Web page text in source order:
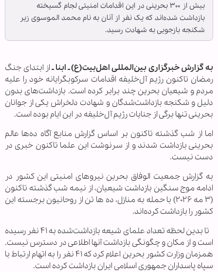
بیش از ۳۰۰ بحرینی در این اقدامات امنیتی لجام گسیخته
بازداشت شده‌اند که یک نفر از آنان به نام محمد الموسوی زیر
شکنجه بازجویی به شهادت رسید.
به گزارش خبرگزاری بین‌المللی اهل‌بیت(ع) ـ ابنا ـاز ابتدای جنگ
رمضان تاکنون رژیم آل‌خلیفه اقدامات سرکوبگرایانه خود را علیه
مردم و شیعیان بحرین چند برابر کرده است. بازداشت‌های بدون
دلیل و شکنجه بازداشت‌شدگان و شهادت دلخراش یکی از جوانان
بحرینی تنها برگی از جنایات رژیم آل‌خلیفه در این ایام بوده است.
اما از شب گذشته تاکنون بر اساس گزارش منابع آگاه ده‌ها عالم
بحرینی بازداشت شدند و از سرنوشت این علما تاکنون خبری در
دست نیست.
به گزارش جمعیت الوفاق بحرین نیروهای امنیتی این کشور در
ادامه موج سنگین بازداشت شیعیان، از نیمه شب گذشته تاکنون
(۳ مه ۲۰۲۶) با حمله به منازل، ده ها تن از روحانیون برجسته این
کشور را بازداشت‌ کرده‌اند.
تا بدین لحظه تعداد علمای شیعه بازداشت‌شده به ۴۱ نفر رسیده
است و از مکان و چگونگی بازداشت آنها اطلاعی در دسترس نیست.
همزمان وزارت کشور بحرین اعلام کرد که ۴۱ نفر را به اتهام ارتباط با
سپاه پاسداران جمهوری اسلامی ایران بازداشت کرده است.